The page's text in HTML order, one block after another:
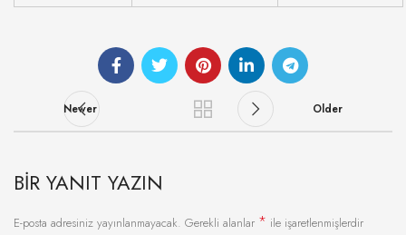
Newer Older
BIR YANIT YAZIN
E-posta adresiniz yayınlanmayacak. Gerekli alanlar * ile işaretlenmişlerdir